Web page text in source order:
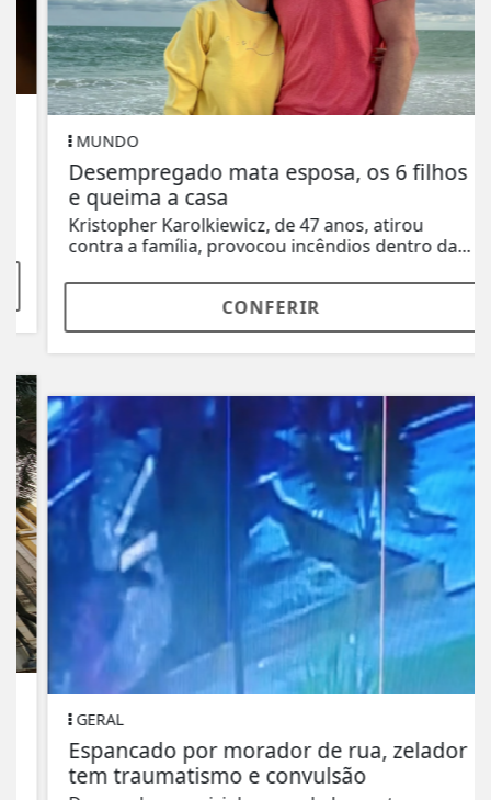
MUNDO
Desempregado mata esposa, os 6 filhos
e queima a casa
Kristopher Karolkiewicz, de 47 anos, atirou
contra a família, provocou incêndios dentro da...
CONFERIR
GERAL
Espancado por morador de rua, zelador
tem traumatismo e convulsão